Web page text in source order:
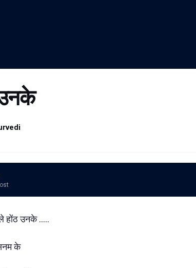
होंठ उनके .....
के